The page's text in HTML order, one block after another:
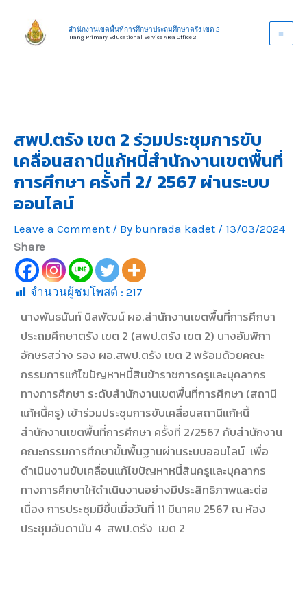
content
สำนักงานเขตพื้นที่การศึกษาประถมศึกษาตรัง เขต 2
Trang Primary Educational Service Area Office 2
สพป.ตรัง เขต 2 ร่วมประชุมการขับ
เคลื่อนสถานีแก้หนี้สำนักงานเขตพื้นที่
การศึกษา ครั้งที่ 2/ 2567 ผ่านระบบ
ออนไลน์
Leave a Comment / By bunrada kadet / 13/03/2024
Share
จำนวนผู้ชมโพสต์ : 217
นางพันธนันท์ นิลพัฒน์ ผอ.สำนักงานเขตพื้นที่การศึกษา
ประถมศึกษาตรัง เขต 2 (สพป.ตรัง เขต 2) นางอัมพิกา
อักษรสว่าง รอง ผอ.สพป.ตรัง เขต 2 พร้อมด้วยคณะ
กรรมการแก้ไขปัญหาหนี้สินข้าราชการครูและบุคลากร
ทางการศึกษา ระดับสำนักงานเขตพื้นที่การศึกษา (สถานี
แก้หนี้ครู) เข้าร่วมประชุมการขับเคลื่อนสถานีแก้หนี้
สำนักงานเขตพื้นที่การศึกษา ครั้งที่ 2/2567 กับสำนักงาน
คณะกรรมการศึกษาขั้นพื้นฐานผ่านระบบออนไลน์ เพื่อ
ดำเนินงานขับเคลื่อนแก้ไขปัญหาหนี้สินครูและบุคลากร
ทางการศึกษาให้ดำเนินงานอย่างมีประสิทธิภาพและต่อ
เนื่อง การประชุมมีขึ้นเมื่อวันที่ 11 มีนาคม 2567 ณ ห้อง
ประชุมอันดามัน 4 สพป.ตรัง เขต 2